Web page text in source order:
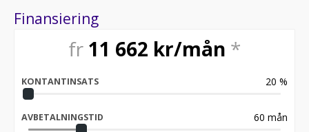
Finansiering
fr 11 662 kr/mån *
KONTANTINSATS 20 %
AVBETALNINGSTID 60 mån